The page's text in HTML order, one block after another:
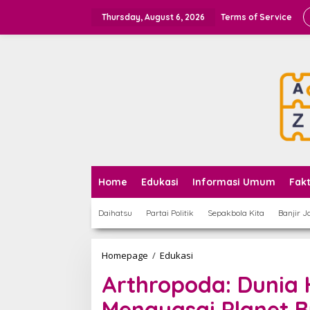
Thursday, August 6, 2026 Terms of Service
Home Edukasi Informasi Umum
Daihatsu Partai Politik Sepakbola Kita Banjir
Homepage / Edukasi
Hewan
Beruas
yang
Arthropoda: Dunia